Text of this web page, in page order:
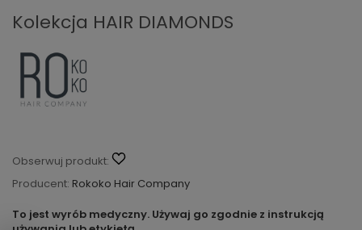
Kolekcja HAIR DIAMONDS
Obserwuj produkt:
Producent: Rokoko Hair Company
To jest wyrób medyczny. Używaj go zgodnie z instrukcją